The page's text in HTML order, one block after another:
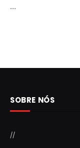
…
SOBRE NÓS
//